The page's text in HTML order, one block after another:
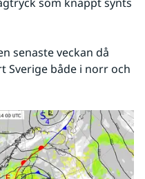
senaste veckan då
Sverige både i norr och